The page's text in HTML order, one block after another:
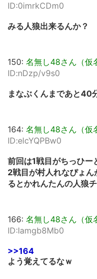
ID:0imrkCDm0
みる人狼出来るんか？
150: 名無し48さん（仮
ID:nDzp/v9s0
まなぶくんまであと40
164: 名無し48さん（仮
ID:elcYQPBw0
前回は1戦目がちっひー
2戦目が村人れなぴょ
るとかれんたんの人狼
166: 名無し48さん（仮
ID:Iamgb8Mb0
>>164
よう覚えてるなｗ